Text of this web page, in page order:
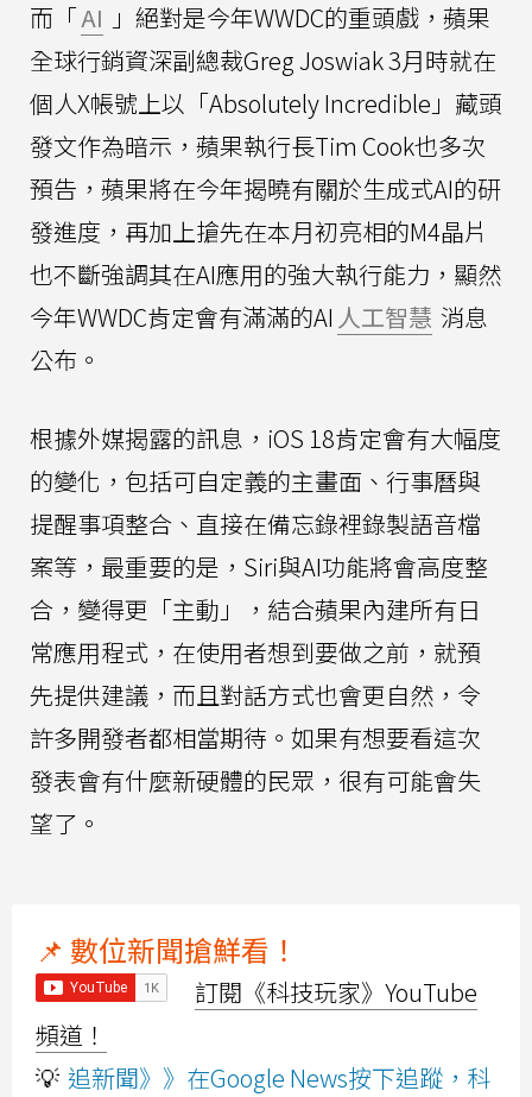
而「AI 」絕對是今年WWDC的重頭戲，蘋果
全球行銷資深副總裁Greg Joswiak 3月時就在
個人X帳號上以「Absolutely Incredible」藏頭
發文作為暗示，蘋果執行長Tim Cook也多次
預告，蘋果將在今年揭曉有關於生成式AI的研
發進度，再加上搶先在本月初亮相的M4晶片
也不斷強調其在AI應用的強大執行能力，顯然
今年WWDC肯定會有滿滿的AI 人工智慧 消息
公布。
根據外媒揭露的訊息，iOS 18肯定會有大幅度
的變化，包括可自定義的主畫面、行事曆與
提醒事項整合、直接在備忘錄裡錄製語音檔
案等，最重要的是，Siri與AI功能將會高度整
合，變得更「主動」，結合蘋果內建所有日
常應用程式，在使用者想到要做之前，就預
先提供建議，而且對話方式也會更自然，令
許多開發者都相當期待。如果有想要看這次
發表會有什麼新硬體的民眾，很有可能會失
望了。
📌 數位新聞搶鮮看！
訂閱《科技玩家》YouTube
頻道！
💡 追新聞》》在Google News按下追蹤，科